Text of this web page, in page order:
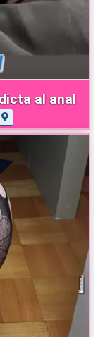
al anal